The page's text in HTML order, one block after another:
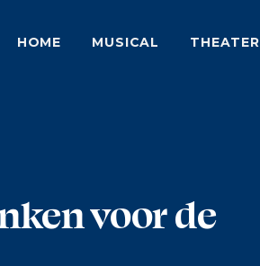
HOME MUSICAL THEATER
voor de